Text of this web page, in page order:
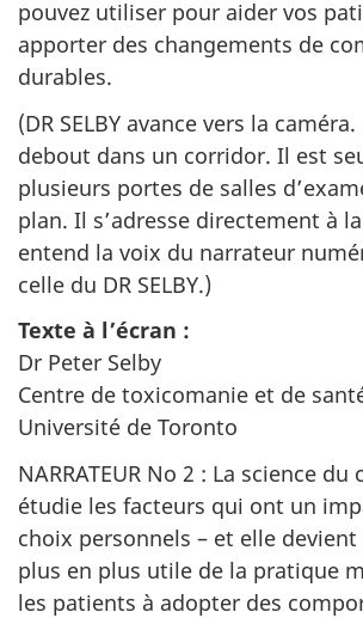
pouvez utiliser pour aider vos
apporter des changements de
durables.
(DR SELBY avance vers la
debout dans un corridor. Il est
plusieurs portes de salles
plan. Il s’adresse directement à
entend la voix du narrateur
celle du DR SELBY.)
Texte à l’écran :
Dr Peter Selby
Centre de toxicomanie et de
Université de Toronto
NARRATEUR No 2 : La science
étudie les facteurs qui ont un
choix personnels – et elle
plus en plus utile de la pratique
les patients à adopter des